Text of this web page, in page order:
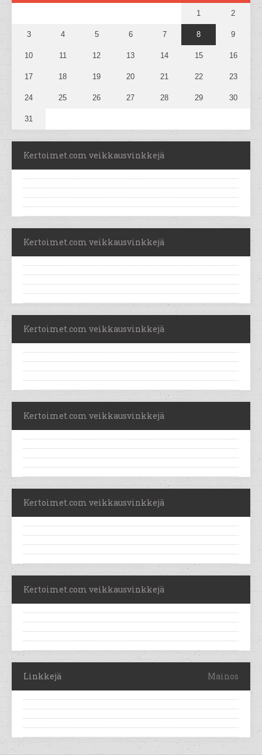
1 2
3 4 5 6 7 8 9
10 11 12 13 14 15 16
17 18 19 20 21 22 23
24 25 26 27 28 29 30
31
Kertoimet.com veikkausvinkkejä
Kertoimet.com veikkausvinkkejä
Kertoimet.com veikkausvinkkejä
Kertoimet.com veikkausvinkkejä
Kertoimet.com veikkausvinkkejä
Kertoimet.com veikkausvinkkejä
Linkkejä Mainos